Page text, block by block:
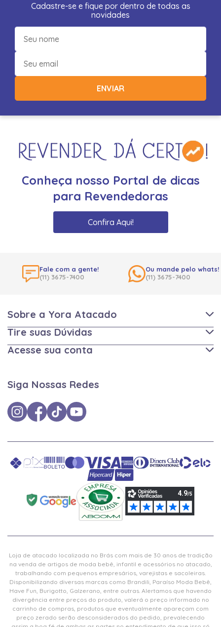
Cadastre-se e fique por dentro de todas as
novidades
ENVIAR
Conheça nosso Portal de dicas
para Revendedoras
Confira Aqui!
Fale com a gente!
(11) 3675-7400
Ou mande pelo whats!
(11) 3675-7400
Sobre a Yora Atacado
Tire suas Dúvidas
Acesse sua conta
Siga Nossas Redes
Loja de atacado localizada no Brás com mais de 30 anos de tradição
na venda de artigos de moda bebê, infantil e acessórios no atacado,
trabalhando com pequenos empresários, varejistas e sacoleiras.
Disponibilizando diversas marcas como Brandili, Paraíso Moda Bebê,
Have Fun, Burigotto, Galzerano, entre outras. Alertamos que havendo
divergência entre preços do produto, valerá o preço informado no
carrinho de compras, produtos que eventualmente apareçam com
preço zerado serão desconsiderados do pedido, prevalecendo